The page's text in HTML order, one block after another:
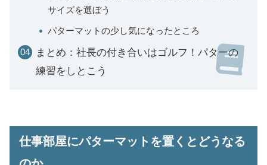
サイズを選ぼう
パターマットの少し気になったところ
まとめ：社長の付き合いはゴルフ！パターの
練習をしとこう
仕事部屋にパターマットを置くとどうなる